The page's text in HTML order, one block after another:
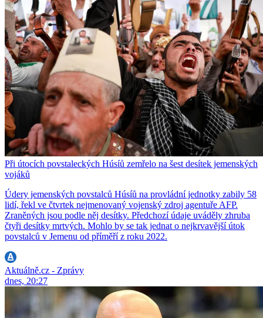
Při útocích povstaleckých Húsíů zemřelo na šest desítek jemenských
vojáků
Údery jemenských povstalců Húsíů na provládní jednotky zabily 58
lidí, řekl ve čtvrtek nejmenovaný vojenský zdroj agentuře AFP.
Zraněných jsou podle něj desítky. Předchozí údaje uváděly zhruba
čtyři desítky mrtvých. Mohlo by se tak jednat o nejkrvavější útok
povstalců v Jemenu od příměří z roku 2022.
Aktuálně.cz - Zprávy
dnes, 20:27